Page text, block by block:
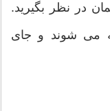
در نظر بگیرید.
می شوند و جای